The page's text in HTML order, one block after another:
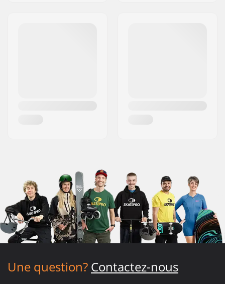
Une question? Contactez-nous